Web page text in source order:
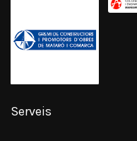
Serveis